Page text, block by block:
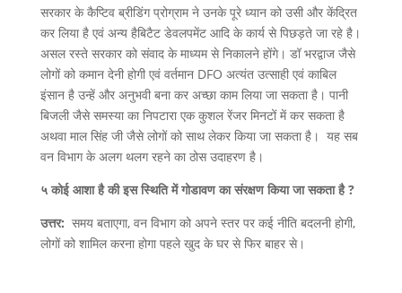
सरकार के कैप्टिव ब्रीडिंग प्रोग्राम ने उनके पूरे ध्यान को उसी और केंद्रित
कर लिया है एवं अन्य हैबिटैट डेवलपमेंट आदि के कार्य से पिछड़ते जा रहे है।
असल रस्ते सरकार को संवाद के माध्यम से निकालने होंगे। डॉ भरद्वाज जैसे
लोगों को कमान देनी होगी एवं वर्तमान DFO अत्यंत उत्साही एवं काबिल
इंसान है उन्हें और अनुभवी बना कर अच्छा काम लिया जा सकता है। पानी
बिजली जैसे समस्या का निपटारा एक कुशल रेंजर मिनटों में कर सकता है
अथवा माल सिंह जी जैसे लोगों को साथ लेकर किया जा सकता है। यह सब
वन विभाग के अलग थलग रहने का ठोस उदाहरण है।
५ कोई आशा है की इस स्थिति में गोडावण का संरक्षण किया जा सकता है ?
उत्तर: समय बताएगा, वन विभाग को अपने स्तर पर कई नीति बदलनी होगी,
लोगों को शामिल करना होगा पहले खुद के घर से फिर बाहर से।